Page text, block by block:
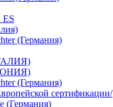
(Германия)
(Германия)
сертификации/
(Германия)